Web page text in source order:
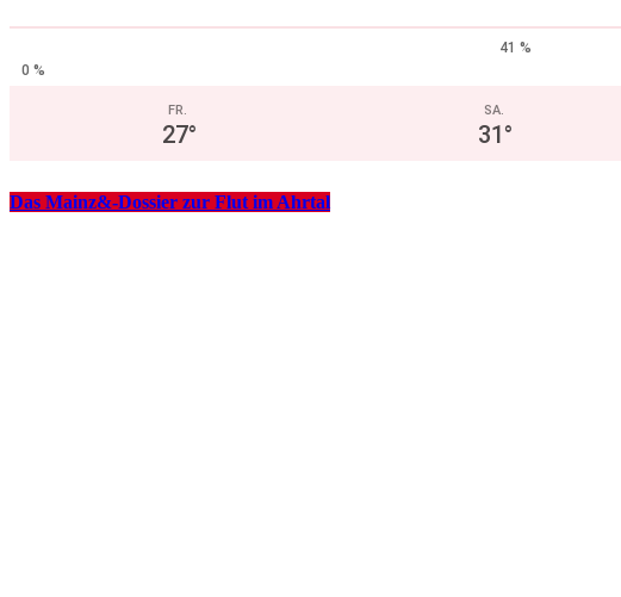
41 %
0 %
FR.
27°
SA.
31°
Das Mainz&-Dossier zur Flut im Ahrtal